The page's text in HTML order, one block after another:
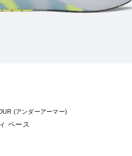
(アンダーアーマー)
ペース